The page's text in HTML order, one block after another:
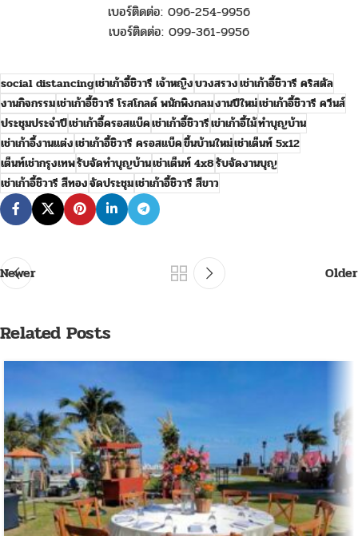
เบอร์ติดต่อ: 096-254-9956
เบอร์ติดต่อ: 099-361-9956
social distancingเช่าเก้าอี้ชิวารี เจ้าหญิงบวงสรวงเช่าเก้าอี้ชิวารี คริสตัล
งานกิจกรรมเช่าเก้าอี้ชิวารี โรสโกลด์ พนักพิงกลมงานปีใหม่เช่าเก้าอี้ชิวารี ควีนส์
ประชุมประจำปีเช่าเก้าอี้ครอสแบ็คเช่าเก้าอี้ชิวารีเข่าเก้าอี้ไม้ทำบุญบ้าน
เช่าเก้าอี้งานแต่งเช่าเก้าอี้ชิวารี ครอสแบ็คขึ้นบ้านใหม่เช่าเต็นท์ 5x12
เต็นท์เช่ากรุงเทพรับจัดทำบุญบ้านเช่าเต็นท์ 4x8รับจัดงานบุญ
เช่าเก้าอี้ชิวารี สีทองจัดประชุมเช่าเก้าอี้ชิวารี สีขาว
Newer Older
Related Posts